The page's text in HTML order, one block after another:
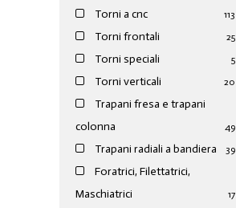
Torni a cnc 113
Torni frontali 25
Torni speciali 5
Torni verticali 20
Trapani fresa e trapani
colonna
49
Trapani radiali a bandiera 39
Foratrici, Filettatrici,
Maschiatrici
17